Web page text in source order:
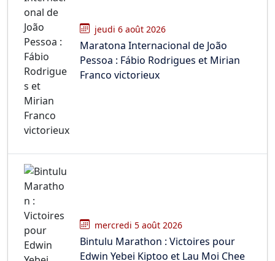
jeudi 6 août 2026
Maratona Internacional de João
Pessoa : Fábio Rodrigues et Mirian
Franco victorieux
mercredi 5 août 2026
Bintulu Marathon : Victoires pour
Edwin Yebei Kiptoo et Lau Moi Chee